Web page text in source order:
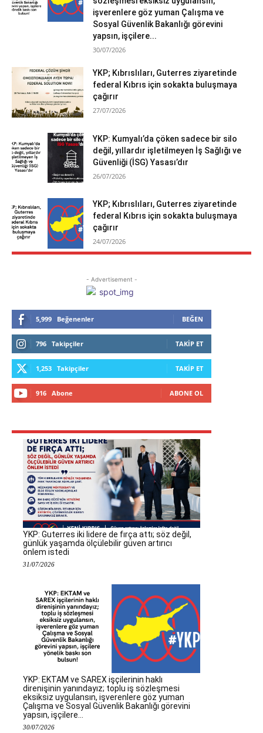
işverenlere göz yuman Çalışma ve
Sosyal Güvenlik Bakanlığı görevini
yapsın, işçilere...
30/07/2026
YKP; Kıbrıslıları, Guterres ziyaretinde
federal Kıbrıs için sokakta buluşmaya
çağırır
27/07/2026
YKP: Kumyalı’da çöken sadece bir silo
değil, yıllardır işletilmeyen İş Sağlığı ve
Güvenliği (İSG) Yasası’dır
26/07/2026
YKP; Kıbrıslıları, Guterres ziyaretinde
federal Kıbrıs için sokakta buluşmaya
çağırır
24/07/2026
- Advertisement -
5,999 Beğenenler BEĞEN
796 Takipçiler TAKIP ET
1,253 Takipçiler TAKIP ET
916 Abone ABONE OL
YKP: Guterres iki lidere de fırça attı; söz değil,
günlük yaşamda ölçülebilir güven artırıcı
önlem istedi
31/07/2026
YKP: EKTAM ve SAREX işçilerinin haklı
direnişinin yanındayız; toplu iş sözleşmesi
eksiksiz uygulansın, işverenlere göz yuman
Çalışma ve Sosyal Güvenlik Bakanlığı görevini
yapsın, işçilere...
30/07/2026